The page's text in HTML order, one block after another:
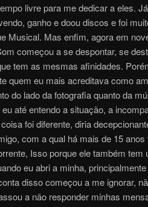
livre para me dedicar a eles.
ganho e doou discos e foi
Musical. Mas enfim, agora em
começou a se despontar, se
tem as mesmas afinidades.
quem eu mais acreditava como
do lado da fotografia quanto da
até entendo a situação, a
foi diferente, diria
com a qual há mais de 15
Isso porque ele também
eu abri a minha,
disso começou a me ignorar,
a não responder minhas